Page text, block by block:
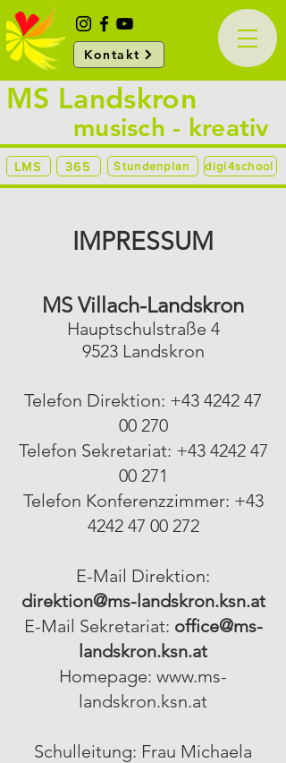
Kontakt
MS Landskron
musisch - kreativ
LMS 365 Stundenplan digi4school
IMPRESSUM
MS Villach-Landskron
Hauptschulstraße 4
9523 Landskron
Telefon Direktion: +43 4242 47
00 270
Telefon Sekretariat: +43 4242 47
00 271
Telefon Konferenzzimmer: +43
4242 47 00 272
E-Mail Direktion:
direktion@ms-landskron.ksn.at
E-Mail Sekretariat: office@ms-
landskron.ksn.at
Homepage: www.ms-
landskron.ksn.at
Schulleitung: Frau Michaela